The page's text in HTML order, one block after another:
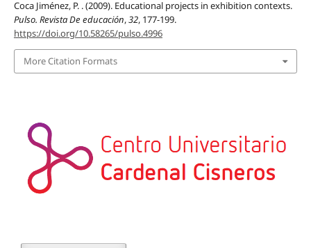
Coca Jiménez, P. . (2009). Educational projects in exhibition contexts.
Pulso. Revista De educación,32, 177-199.
https://doi.org/10.58265/pulso.4996
More Citation Formats